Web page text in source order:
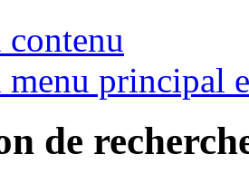
menu principal
de